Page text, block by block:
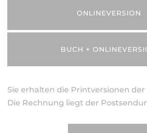
ONLINEVERSION
BUCH +
Sie erhalten die Printversionen
Die Rechnung liegt der